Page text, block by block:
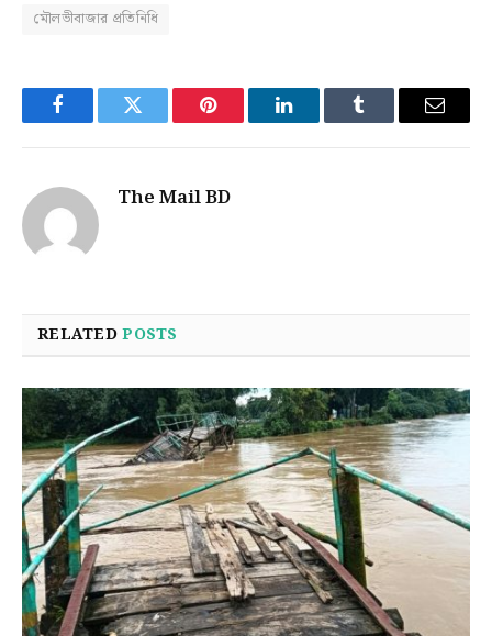
মৌলভীবাজার প্রতিনিধি
FacebookTwitter Pinterest LinkedInTumblr Email
The Mail BD
RELATEDPOSTS